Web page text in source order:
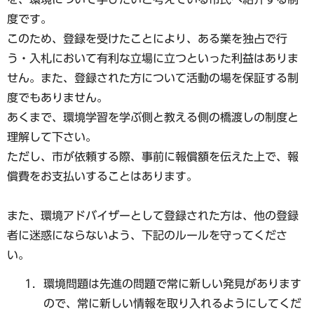
度です。
このため、登録を受けたことにより、ある業を独占で行
う・入札において有利な立場に立つといった利益はありま
せん。また、登録された方について活動の場を保証する制
度でもありません。
あくまで、環境学習を学ぶ側と教える側の橋渡しの制度と
理解して下さい。
ただし、市が依頼する際、事前に報償額を伝えた上で、報
償費をお支払いすることはあります。
また、環境アドバイザーとして登録された方は、他の登録
者に迷惑にならないよう、下記のルールを守ってくださ
い。
環境問題は先進の問題で常に新しい発見があります
ので、常に新しい情報を取り入れるようにしてくだ